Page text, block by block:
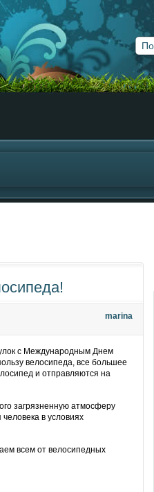
marina
с Международным Днем
велосипеда, все большее
и отправляются на
загрязненную атмосферу
в условиях
всем от велосипедных